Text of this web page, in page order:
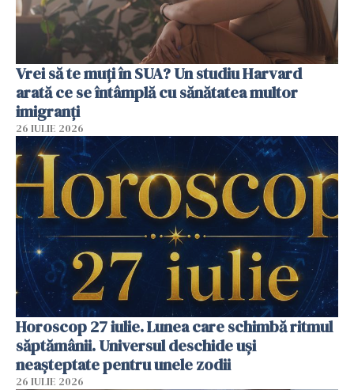
Vrei să te muți în SUA? Un studiu Harvard
arată ce se întâmplă cu sănătatea multor
imigranți
26 IULIE 2026
Horoscop 27 iulie. Lunea care schimbă ritmul
săptămânii. Universul deschide uși
neașteptate pentru unele zodii
26 IULIE 2026